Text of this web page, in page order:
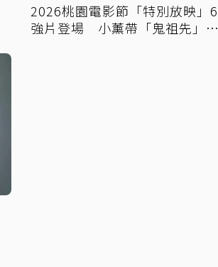
2026桃園電影節「特別放映」6
強片登場 小薰帶「鬼祖先」回